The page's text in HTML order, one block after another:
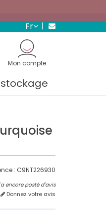
fr
Mon compte
: C9NT226930
encore posté d'avis
Donnez votre avis